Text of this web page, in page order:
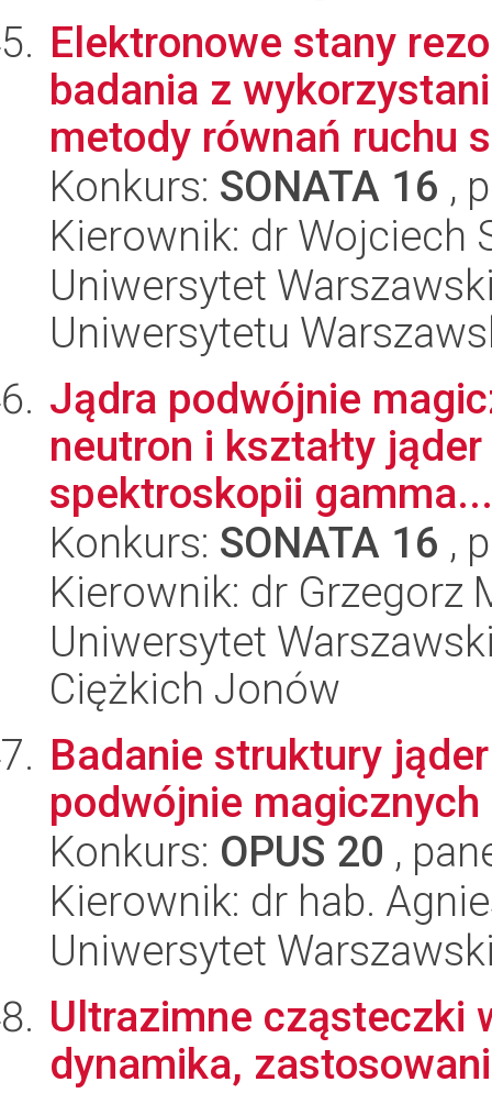
Elektronowe stany
badania z
metody równań ruchu
Konkurs: SONATA 16 ,
Kierownik: dr Wojciech
Uniwersytet
Uniwersytetu
Jądra podwójnie
neutron i kształty
spektroskopii gamma...
Konkurs: SONATA 16 ,
Kierownik: dr Grzegorz
Uniwersytet
Ciężkich Jonów
Badanie struktury
podwójnie
Konkurs: OPUS 20 ,
Kierownik: dr hab.
Uniwersytet
Ultrazimne cząsteczki
dynamika,